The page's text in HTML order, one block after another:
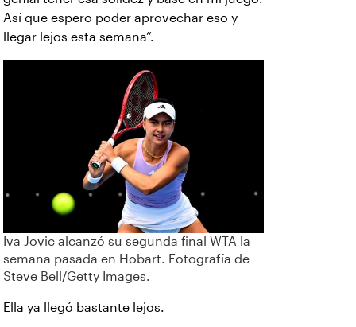
Así que espero poder aprovechar eso y
llegar lejos esta semana”.
Iva Jovic alcanzó su segunda final WTA la
semana pasada en Hobart. Fotografía de
Steve Bell/Getty Images.
Ella ya llegó bastante lejos.